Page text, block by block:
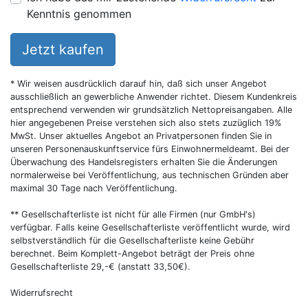
Kenntnis genommen
Jetzt kaufen
* Wir weisen ausdrücklich darauf hin, daß sich unser Angebot
ausschließlich an gewerbliche Anwender richtet. Diesem Kundenkreis
entsprechend verwenden wir grundsätzlich Nettopreisangaben. Alle
hier angegebenen Preise verstehen sich also stets zuzüglich 19%
MwSt. Unser aktuelles Angebot an Privatpersonen finden Sie in
unseren Personenauskunftservice fürs Einwohnermeldeamt. Bei der
Überwachung des Handelsregisters erhalten Sie die Änderungen
normalerweise bei Veröffentlichung, aus technischen Gründen aber
maximal 30 Tage nach Veröffentlichung.
** Gesellschafterliste ist nicht für alle Firmen (nur GmbH's)
verfügbar. Falls keine Gesellschafterliste veröffentlicht wurde, wird
selbstverständlich für die Gesellschafterliste keine Gebühr
berechnet. Beim Komplett-Angebot beträgt der Preis ohne
Gesellschafterliste 29,-€ (anstatt 33,50€).
Widerrufsrecht